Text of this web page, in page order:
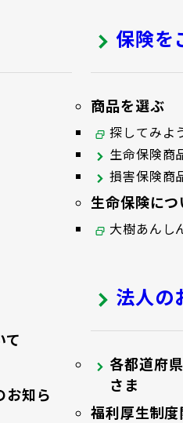
て
お知ら
保険を
商品を選ぶ
探してみよ
生命保険商
損害保険商
生命保険につ
大樹あんし
法人の
各都道府
さま
福利厚生制度